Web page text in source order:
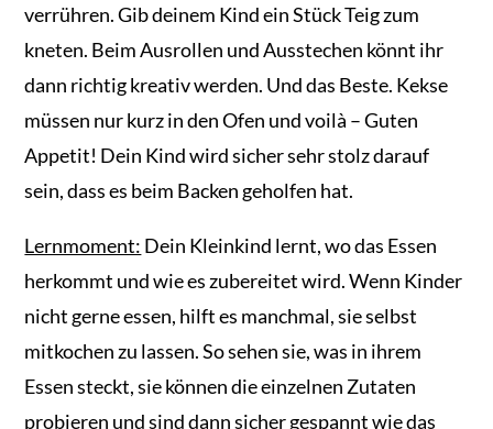
verrühren. Gib deinem Kind ein Stück Teig zum
kneten. Beim Ausrollen und Ausstechen könnt ihr
dann richtig kreativ werden. Und das Beste. Kekse
müssen nur kurz in den Ofen und voilà – Guten
Appetit! Dein Kind wird sicher sehr stolz darauf
sein, dass es beim Backen geholfen hat.
Lernmoment: Dein Kleinkind lernt, wo das Essen
herkommt und wie es zubereitet wird. Wenn Kinder
nicht gerne essen, hilft es manchmal, sie selbst
mitkochen zu lassen. So sehen sie, was in ihrem
Essen steckt, sie können die einzelnen Zutaten
probieren und sind dann sicher gespannt wie das